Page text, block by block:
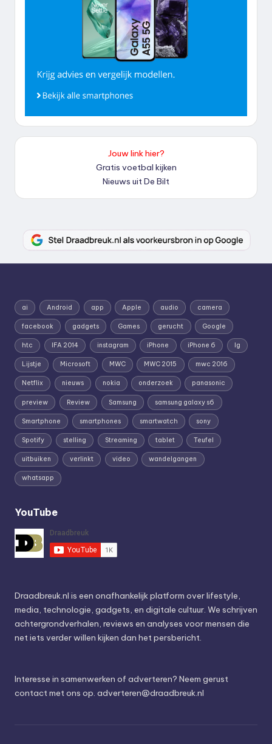
Jouw link hier?
Gratis voetbal kijken
Nieuws uit De Bilt
ai Android app Apple audio camera
facebook gadgets Games gerucht Google
htc IFA 2014 instagram iPhone iPhone 6 lg
Lijstje Microsoft MWC MWC 2015 mwc 2016
Netflix nieuws nokia onderzoek panasonic
preview Review Samsung samsung galaxy s6
Smartphone smartphones smartwatch sony
Spotify stelling Streaming tablet Teufel
uitbuiken verlinkt video wandelgangen
whatsapp
YouTube
Draadbreuk.nl is een onafhankelijk platform over lifestyle,
media, technologie, gadgets, en digitale cultuur. We schrijven
achtergrondverhalen, reviews en analyses voor mensen die
net iets verder willen kijken dan het persbericht.
Interesse in samenwerken of adverteren? Neem gerust
contact met ons op. adverteren@draadbreuk.nl